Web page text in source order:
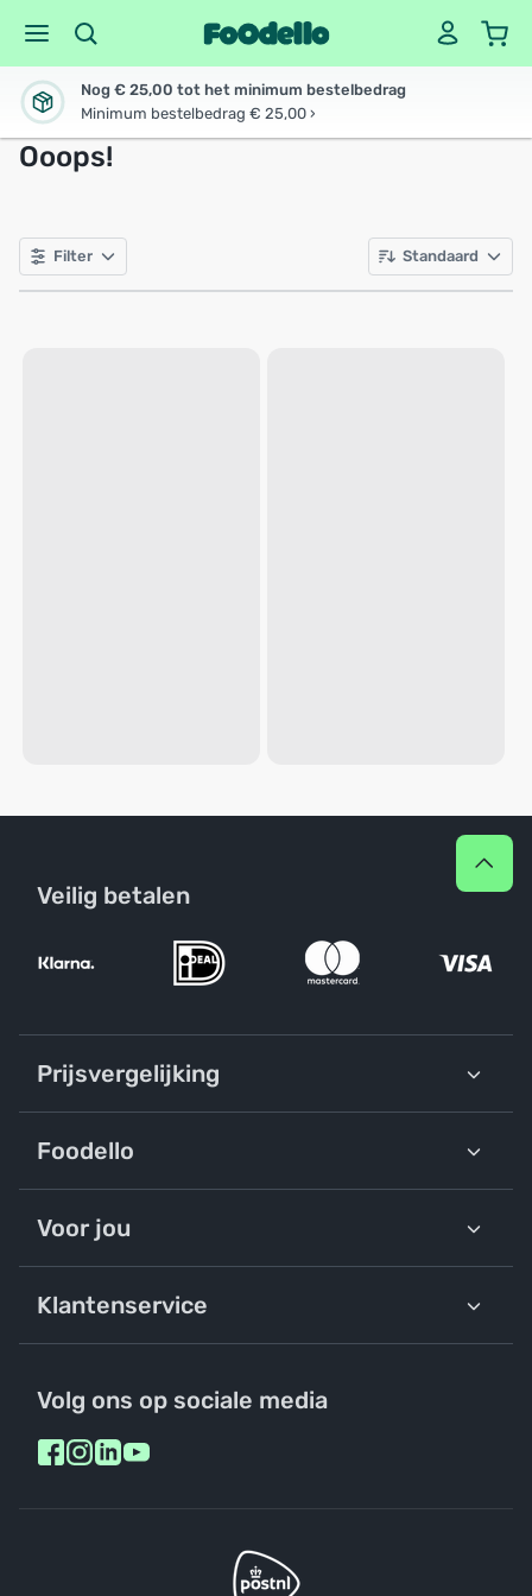
Nog € 25,00 tot het minimum bestelbedrag
Minimum bestelbedrag € 25,00 ›
Ooops!
Filter Standaard
Veilig betalen
Prijsvergelijking
Foodello
Voor jou
Klantenservice
Volg ons op sociale media